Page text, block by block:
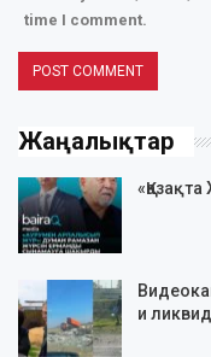
time I comment.
Жаңалықтар
и